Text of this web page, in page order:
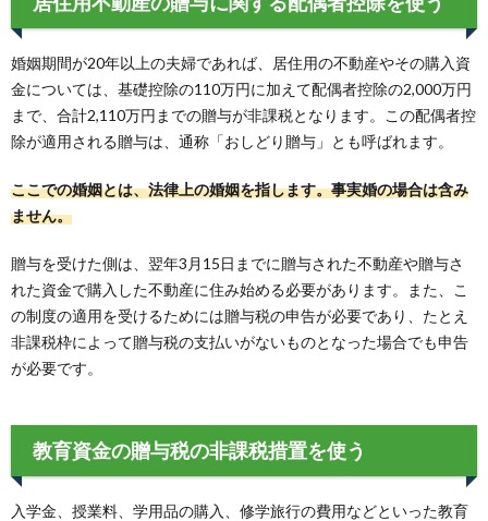
婚姻期間が20年以上の夫婦であれば、居住用の不動産やその購入資
金については、基礎控除の110万円に加えて配偶者控除の2,000万円
まで、合計2,110万円までの贈与が非課税となります。この配偶者控
除が適用される贈与は、通称「おしどり贈与」とも呼ばれます。
ここでの婚姻とは、法律上の婚姻を指します。事実婚の場合は含み
ません。
贈与を受けた側は、翌年3月15日までに贈与された不動産や贈与さ
れた資金で購入した不動産に住み始める必要があります。また、こ
の制度の適用を受けるためには贈与税の申告が必要であり、たとえ
非課税枠によって贈与税の支払いがないものとなった場合でも申告
が必要です。
教育資金の贈与税の非課税措置を使う
入学金、授業料、学用品の購入、修学旅行の費用などといった教育